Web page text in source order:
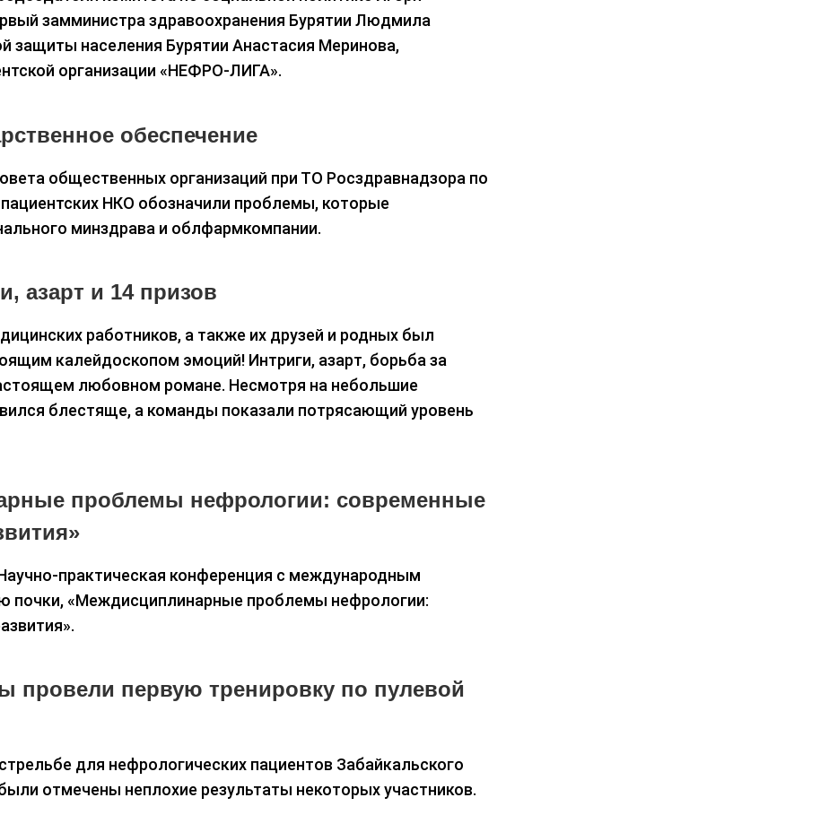
замминистра здравоохранения Бурятии Людмила
защиты населения Бурятии Анастасия Меринова,
организации «НЕФРО-ЛИГА».
обеспечение
общественных организаций при ТО Росздравнадзора по
НКО обозначили проблемы, которые
минздрава и облфармкомпании.
азарт и 14 призов
работников, а также их друзей и родных был
калейдоскопом эмоций! Интриги, азарт, борьба за
любовном романе. Несмотря на небольшие
блестяще, а команды показали потрясающий уровень
проблемы нефрологии: современные
практическая конференция с международным
почки, «Междисциплинарные проблемы нефрологии:
провели первую тренировку по пулевой
для нефрологических пациентов Забайкальского
отмечены неплохие результаты некоторых участников.